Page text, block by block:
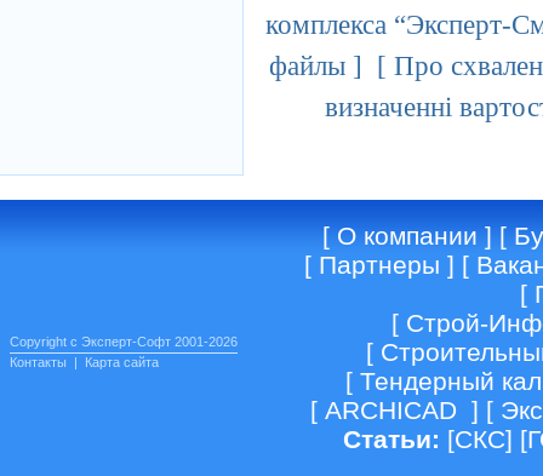
комплекса “Эксперт-
файлы ] [ Про
визначенні
Copyright c Эксперт-Софт 2001-2026
Контакты | Карта сайта
[ О компании ] [
[ Партнеры ] [
[
[ Строй-
[
[ Тендерный
[ ARCHICAD ] [
Статьи: [СКС] [